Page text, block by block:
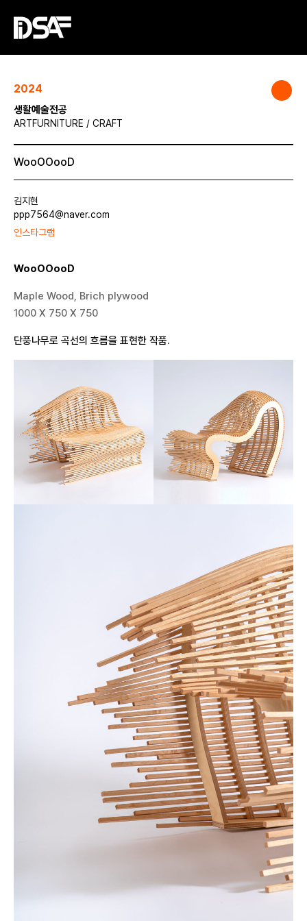
2024
생활예술전공
ARTFURNITURE / CRAFT
WooOOooD
김지현
ppp7564@naver.com
인스타그램
WooOOooD
Maple Wood, Brich plywood
1000 X 750 X 750
단풍나무로 곡선의 흐름을 표현한 작품.